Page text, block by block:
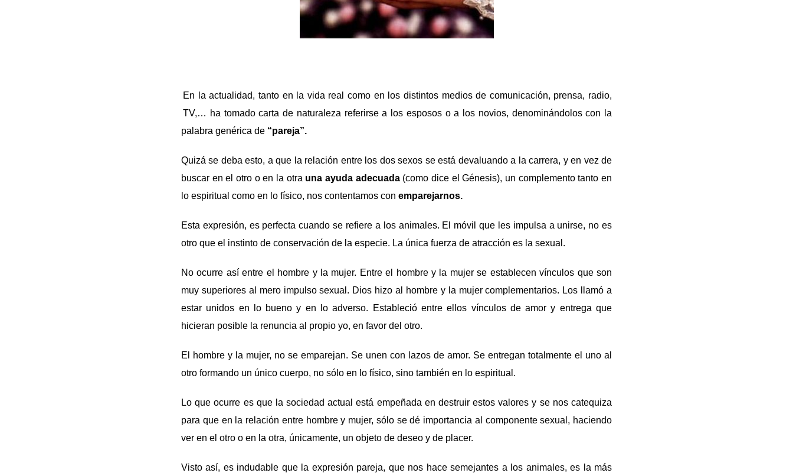
En la actualidad, tanto en la vida real como en los distintos medios de comunicación, prensa, radio,
TV,… ha tomado carta de naturaleza referirse a los esposos o a los novios, denominándolos con la
palabra genérica de “pareja”.
Quizá se deba esto, a que la relación entre los dos sexos se está devaluando a la carrera, y en vez de
buscar en el otro o en la otra una ayuda adecuada(como dice el Génesis), un complemento tanto en
lo espiritual como en lo físico, nos contentamos con emparejarnos.
Esta expresión, es perfecta cuando se refiere a los animales. El móvil que les impulsa a unirse, no es
otro que el instinto de conservación de la especie. La única fuerza de atracción es la sexual.
No ocurre así entre el hombre y la mujer. Entre el hombre y la mujer se establecen vínculos que son
muy superiores al mero impulso sexual. Dios hizo al hombre y la mujer complementarios. Los llamó a
estar unidos en lo bueno y en lo adverso. Estableció entre ellos vínculos de amor y entrega que
hicieran posible la renuncia al propio yo, en favor del otro.
El hombre y la mujer, no se emparejan. Se unen con lazos de amor. Se entregan totalmente el uno al
otro formando un único cuerpo, no sólo en lo físico, sino también en lo espiritual.
Lo que ocurre es que la sociedad actual está empeñada en destruir estos valores y se nos catequiza
para que en la relación entre hombre y mujer, sólo se dé importancia al componente sexual, haciendo
ver en el otro o en la otra, únicamente, un objeto de deseo y de placer.
Visto así, es indudable que la expresión pareja, que nos hace semejantes a los animales, es la más